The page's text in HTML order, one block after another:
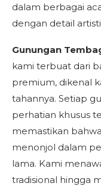
dalam berbagai
dengan detail
Gunungan
kami terbuat dari
premium, dikenal
tahannya. Setiap
perhatian khusus
memastikan
menonjol dalam
lama. Kami
tradisional hingga